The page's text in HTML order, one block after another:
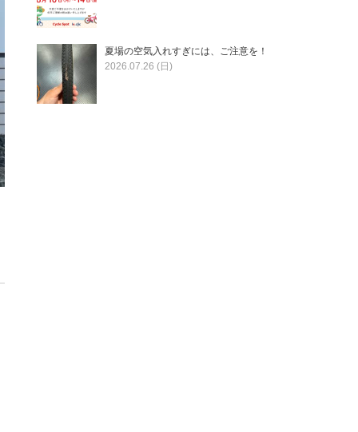
夏場の空気入れすぎには、ご注意を！
2026.07.26 (日)